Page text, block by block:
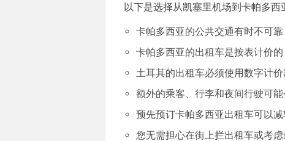
以下是选择从凯塞里机场到卡帕多
卡帕多西亚的公共交通有时不可
卡帕多西亚的出租车是按表计价
土耳其的出租车必须使用数字计
额外的乘客、行李和夜间行驶可能
预先预订卡帕多西亚出租车可以减
您无需担心在街上拦出租车或考